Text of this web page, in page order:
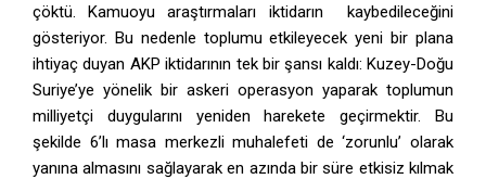
çöktü. Kamuoyu araştırmaları iktidarın kaybedileceğini
gösteriyor. Bu nedenle toplumu etkileyecek yeni bir plana
ihtiyaç duyan AKP iktidarının tek bir şansı kaldı: Kuzey-Doğu
Suriye’ye yönelik bir askeri operasyon yaparak toplumun
milliyetçi duygularını yeniden harekete geçirmektir. Bu
şekilde 6’lı masa merkezli muhalefeti de ‘zorunlu’ olarak
yanına almasını sağlayarak en azında bir süre etkisiz kılmak